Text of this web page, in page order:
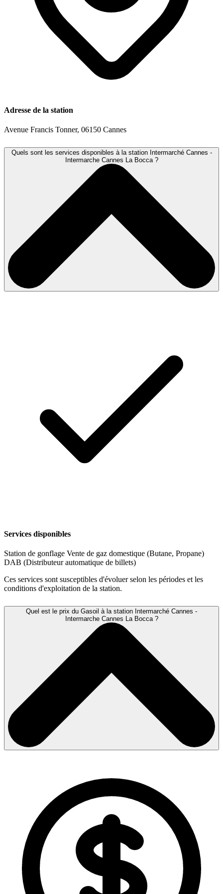
Adresse de la station
Avenue Francis Tonner, 06150 Cannes
Quels sont les services disponibles à la station Intermarché Cannes -
Intermarche Cannes La Bocca ?
Services disponibles
Station de gonflage Vente de gaz domestique (Butane, Propane)
DAB (Distributeur automatique de billets)
Ces services sont susceptibles d'évoluer selon les périodes et les
conditions d'exploitation de la station.
Quel est le prix du Gasoil à la station Intermarché Cannes -
Intermarche Cannes La Bocca ?